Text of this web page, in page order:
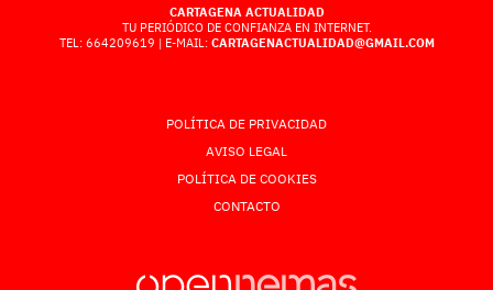
CARTAGENA ACTUALIDAD
TU PERIÓDICO DE CONFIANZA EN INTERNET.
TEL: 664209619 | E-MAIL: CARTAGENACTUALIDAD@GMAIL.COM
POLÍTICA DE PRIVACIDAD
AVISO LEGAL
POLÍTICA DE COOKIES
CONTACTO